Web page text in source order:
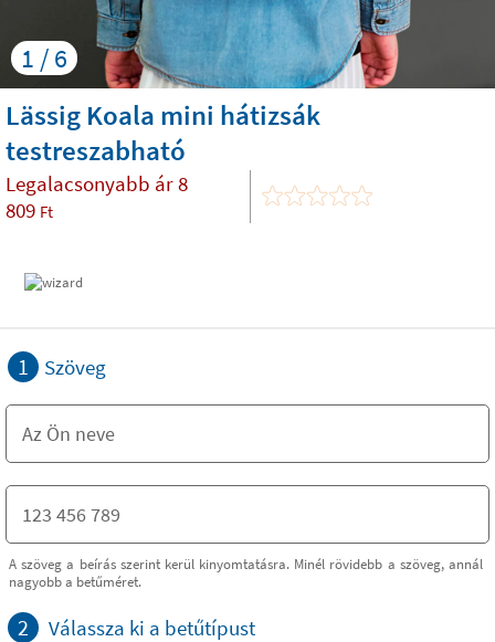
1 / 6
Lässig Koala mini hátizsák
testreszabható
Legalacsonyabb ár8
809 Ft
1 Szöveg
A szöveg a beírás szerint kerül kinyomtatásra. Minél rövidebb a szöveg, annál
nagyobb a betűméret.
2 Válassza ki a betűtípust